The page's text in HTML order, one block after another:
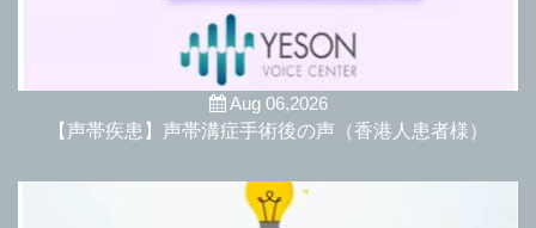
Aug 06,2026
【声帯疾患】声帯溝症手術後の声（香港人患者様）